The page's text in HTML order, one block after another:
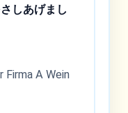
しあげまし
Firma A Wein